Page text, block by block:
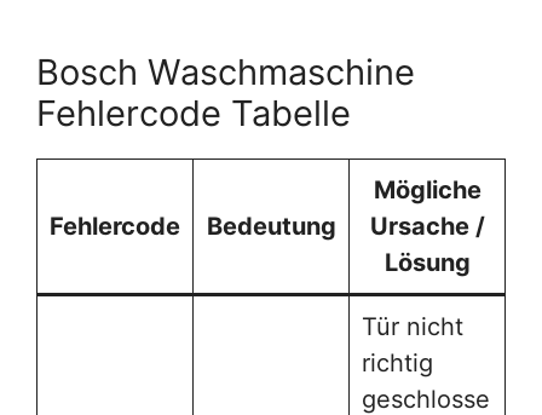
Bosch Waschmaschine
Fehlercode Tabelle
Fehlercode Bedeutung
Mögliche
Ursache /
Lösung
Tür nicht
richtig
geschlosse